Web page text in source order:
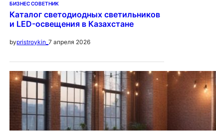
БИЗНЕС СОВЕТНИК
Каталог светодиодных светильников
и LED-освещения в Казахстане
bypristroykin_ 7 апреля 2026